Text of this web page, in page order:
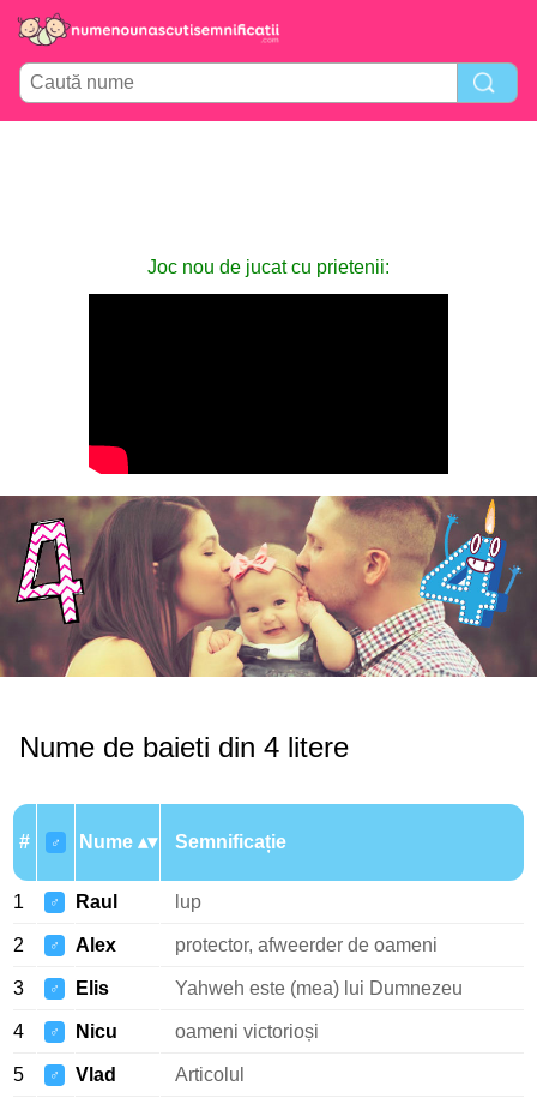
Joc nou de jucat cu prietenii:
Nume de baieti din 4 litere
# ♂ Nume Semnificație
1 ♂ Raul lup
2 ♂ Alex protector, afweerder de oameni
3 ♂ Elis Yahweh este (mea) lui Dumnezeu
4 ♂ Nicu oameni victorioși
5 ♂ Vlad Articolul